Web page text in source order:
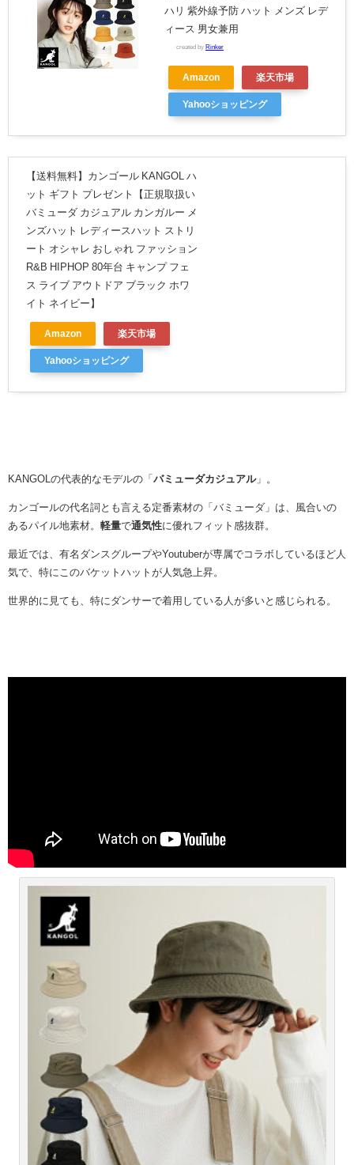
ハリ 紫外線予防 ハット メンズ レデ
ィース 男女兼用
created by Rinker
Amazon 楽天市場
Yahooショッピング
【送料無料】カンゴール KANGOL ハ
ット ギフト プレゼント【正規取扱い
バミューダ カジュアル カンガルー メ
ンズハット レディースハット ストリ
ート オシャレ おしゃれ ファッション
R&B HIPHOP 80年台 キャンプ フェ
ス ライブ アウトドア ブラック ホワ
イト ネイビー】
Amazon 楽天市場
Yahooショッピング
KANGOLの代表的なモデルの「 バミューダカジュアル」。
カンゴールの代名詞とも言える定番素材の「バミューダ」は、風合いの
あるパイル地素材。 軽量で通気性に優れフィット感抜群。
最近では、有名ダンスグループやYoutuberが専属でコラボしているほど人
気で、特にこのバケットハットが人気急上昇。
世界的に見ても、特にダンサーで着用している人が多いと感じられる。